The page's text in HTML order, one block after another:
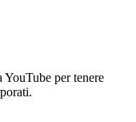
YouTube per tenere